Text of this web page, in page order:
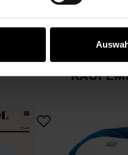
No. 15 Herbst-Winter